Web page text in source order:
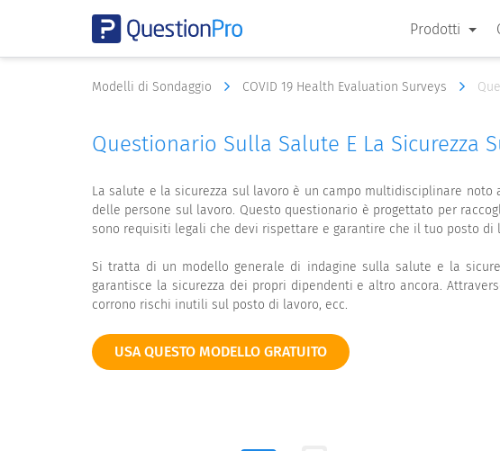
Prodotti
Modelli di Sondaggio COVID 19 Health Evaluation Surveys
Questionario Sulla Salute E La Sicurezza
La salute e la sicurezza sul lavoro è un campo multidisciplinare
delle persone sul lavoro. Questo questionario è progettato per
sono requisiti legali che devi rispettare e garantire che il tuo posto di
Si tratta di un modello generale di indagine sulla salute e la
garantisce la sicurezza dei propri dipendenti e altro ancora.
corrono rischi inutili sul posto di lavoro, ecc.
USA QUESTO MODELLO GRATUITO